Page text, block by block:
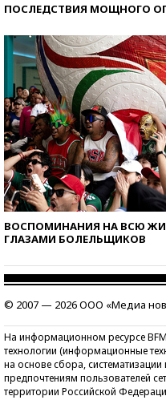
ПОСЛЕДСТВИЯ МОЩНОГО
ВОСПОМИНАНИЯ НА ВСЮ
ГЛАЗАМИ БОЛЕЛЬЩИКОВ
© 2007 — 2026 ООО «Медиа
На информационном ресурсе
технологии (информационные
на основе сбора,
предпочтениям пользователей
территории Российской